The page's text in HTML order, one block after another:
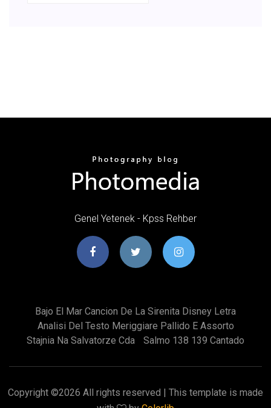
Genel Yetenek - Kpss Rehber
Bajo El Mar Cancion De La Sirenita Disney Letra
Analisi Del Testo Meriggiare Pallido E Assorto
Stajnia Na Salvatorze Cda
Salmo 138 139 Cantado
Copyright ©2026 All rights reserved | This template is made